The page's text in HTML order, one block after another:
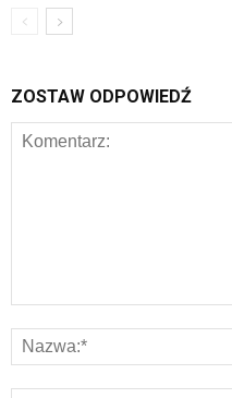
ZOSTAW ODPOWIEDŹ